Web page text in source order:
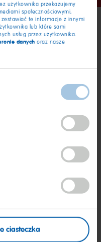
użytkownika przekazujemy
społecznościowymi,
te informacje z innymi
lub które sami
usług przez użytkownika.
danych oraz nasze
ciasteczka
slajdu
4
płótno – gotowe
do
slajdu
1
do
slajdu
2
przepisy